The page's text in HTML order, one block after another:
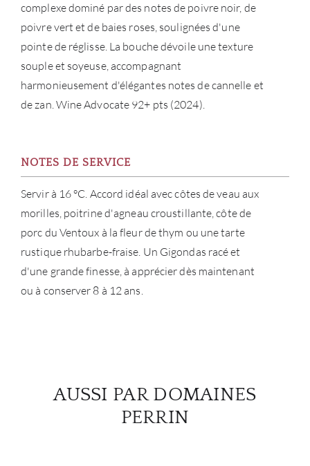
complexe dominé par des notes de poivre noir, de
poivre vert et de baies roses, soulignées d'une
pointe de réglisse. La bouche dévoile une texture
souple et soyeuse, accompagnant
harmonieusement d'élégantes notes de cannelle et
de zan. Wine Advocate 92+ pts (2024).
NOTES DE SERVICE
Servir à 16 °C. Accord idéal avec côtes de veau aux
morilles, poitrine d'agneau croustillante, côte de
porc du Ventoux à la fleur de thym ou une tarte
rustique rhubarbe-fraise. Un Gigondas racé et
d'une grande finesse, à apprécier dès maintenant
ou à conserver 8 à 12 ans.
AUSSI PAR DOMAINES
PERRIN